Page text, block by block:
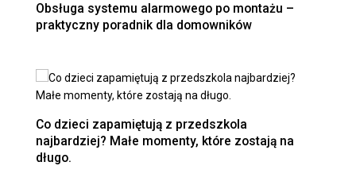
Obsługa systemu alarmowego po montażu –
praktyczny poradnik dla domowników
Co dzieci zapamiętują z przedszkola
najbardziej? Małe momenty, które zostają na
długo.